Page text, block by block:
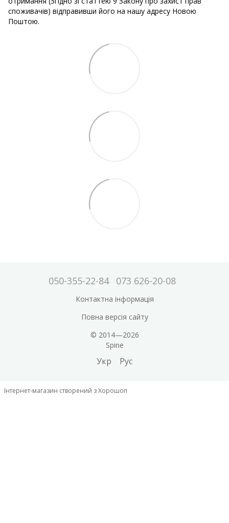
споживачів) відправивши його на нашу адресу Новою
Поштою.
050-355-22-84 073 626-20-08
Контактна інформація
Повна версія сайту
© 2014—2026
Spine
Укр Рус
Інтернет-магазин створений з Хорошоп